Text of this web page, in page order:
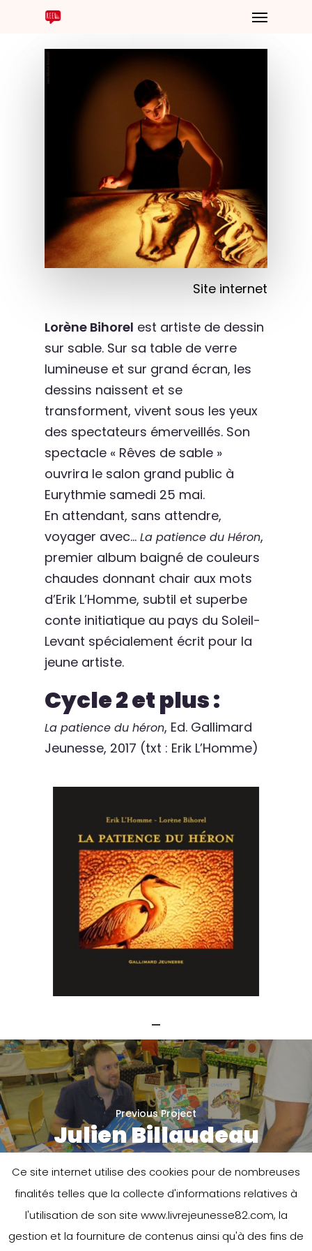
Site internet
Lorène Bihorel est artiste de dessin
sur sable. Sur sa table de verre
lumineuse et sur grand écran, les
dessins naissent et se
transforment, vivent sous les yeux
des spectateurs émerveillés. Son
spectacle « Rêves de sable »
ouvrira le salon grand public à
Eurythmie samedi 25 mai.
En attendant, sans attendre,
voyager avec…La patience du Héron,
premier album baigné de couleurs
chaudes donnant chair aux mots
d’Erik L’Homme, subtil et superbe
conte initiatique au pays du Soleil-
Levant spécialement écrit pour la
jeune artiste.
Cycle 2 et plus :
La patience du héron, Ed. Gallimard
Jeunesse, 2017 (txt : Erik L’Homme)
Previous Project
Julien Billaudeau
Ce site internet utilise des cookies pour de nombreuses
finalités telles que la collecte d'informations relatives à
l'utilisation de son site www.livrejeunesse82.com, la
gestion et la fourniture de contenus ainsi qu'à des fins de